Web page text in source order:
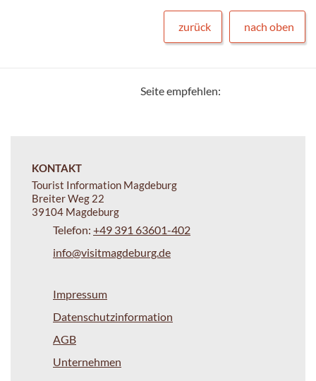
zurück nach oben
Seite empfehlen:
KONTAKT
Tourist Information Magdeburg
Breiter Weg 22
39104 Magdeburg
Telefon: +49 391 63601-402
info@visitmagdeburg.de
Impressum
Datenschutzinformation
AGB
Unternehmen